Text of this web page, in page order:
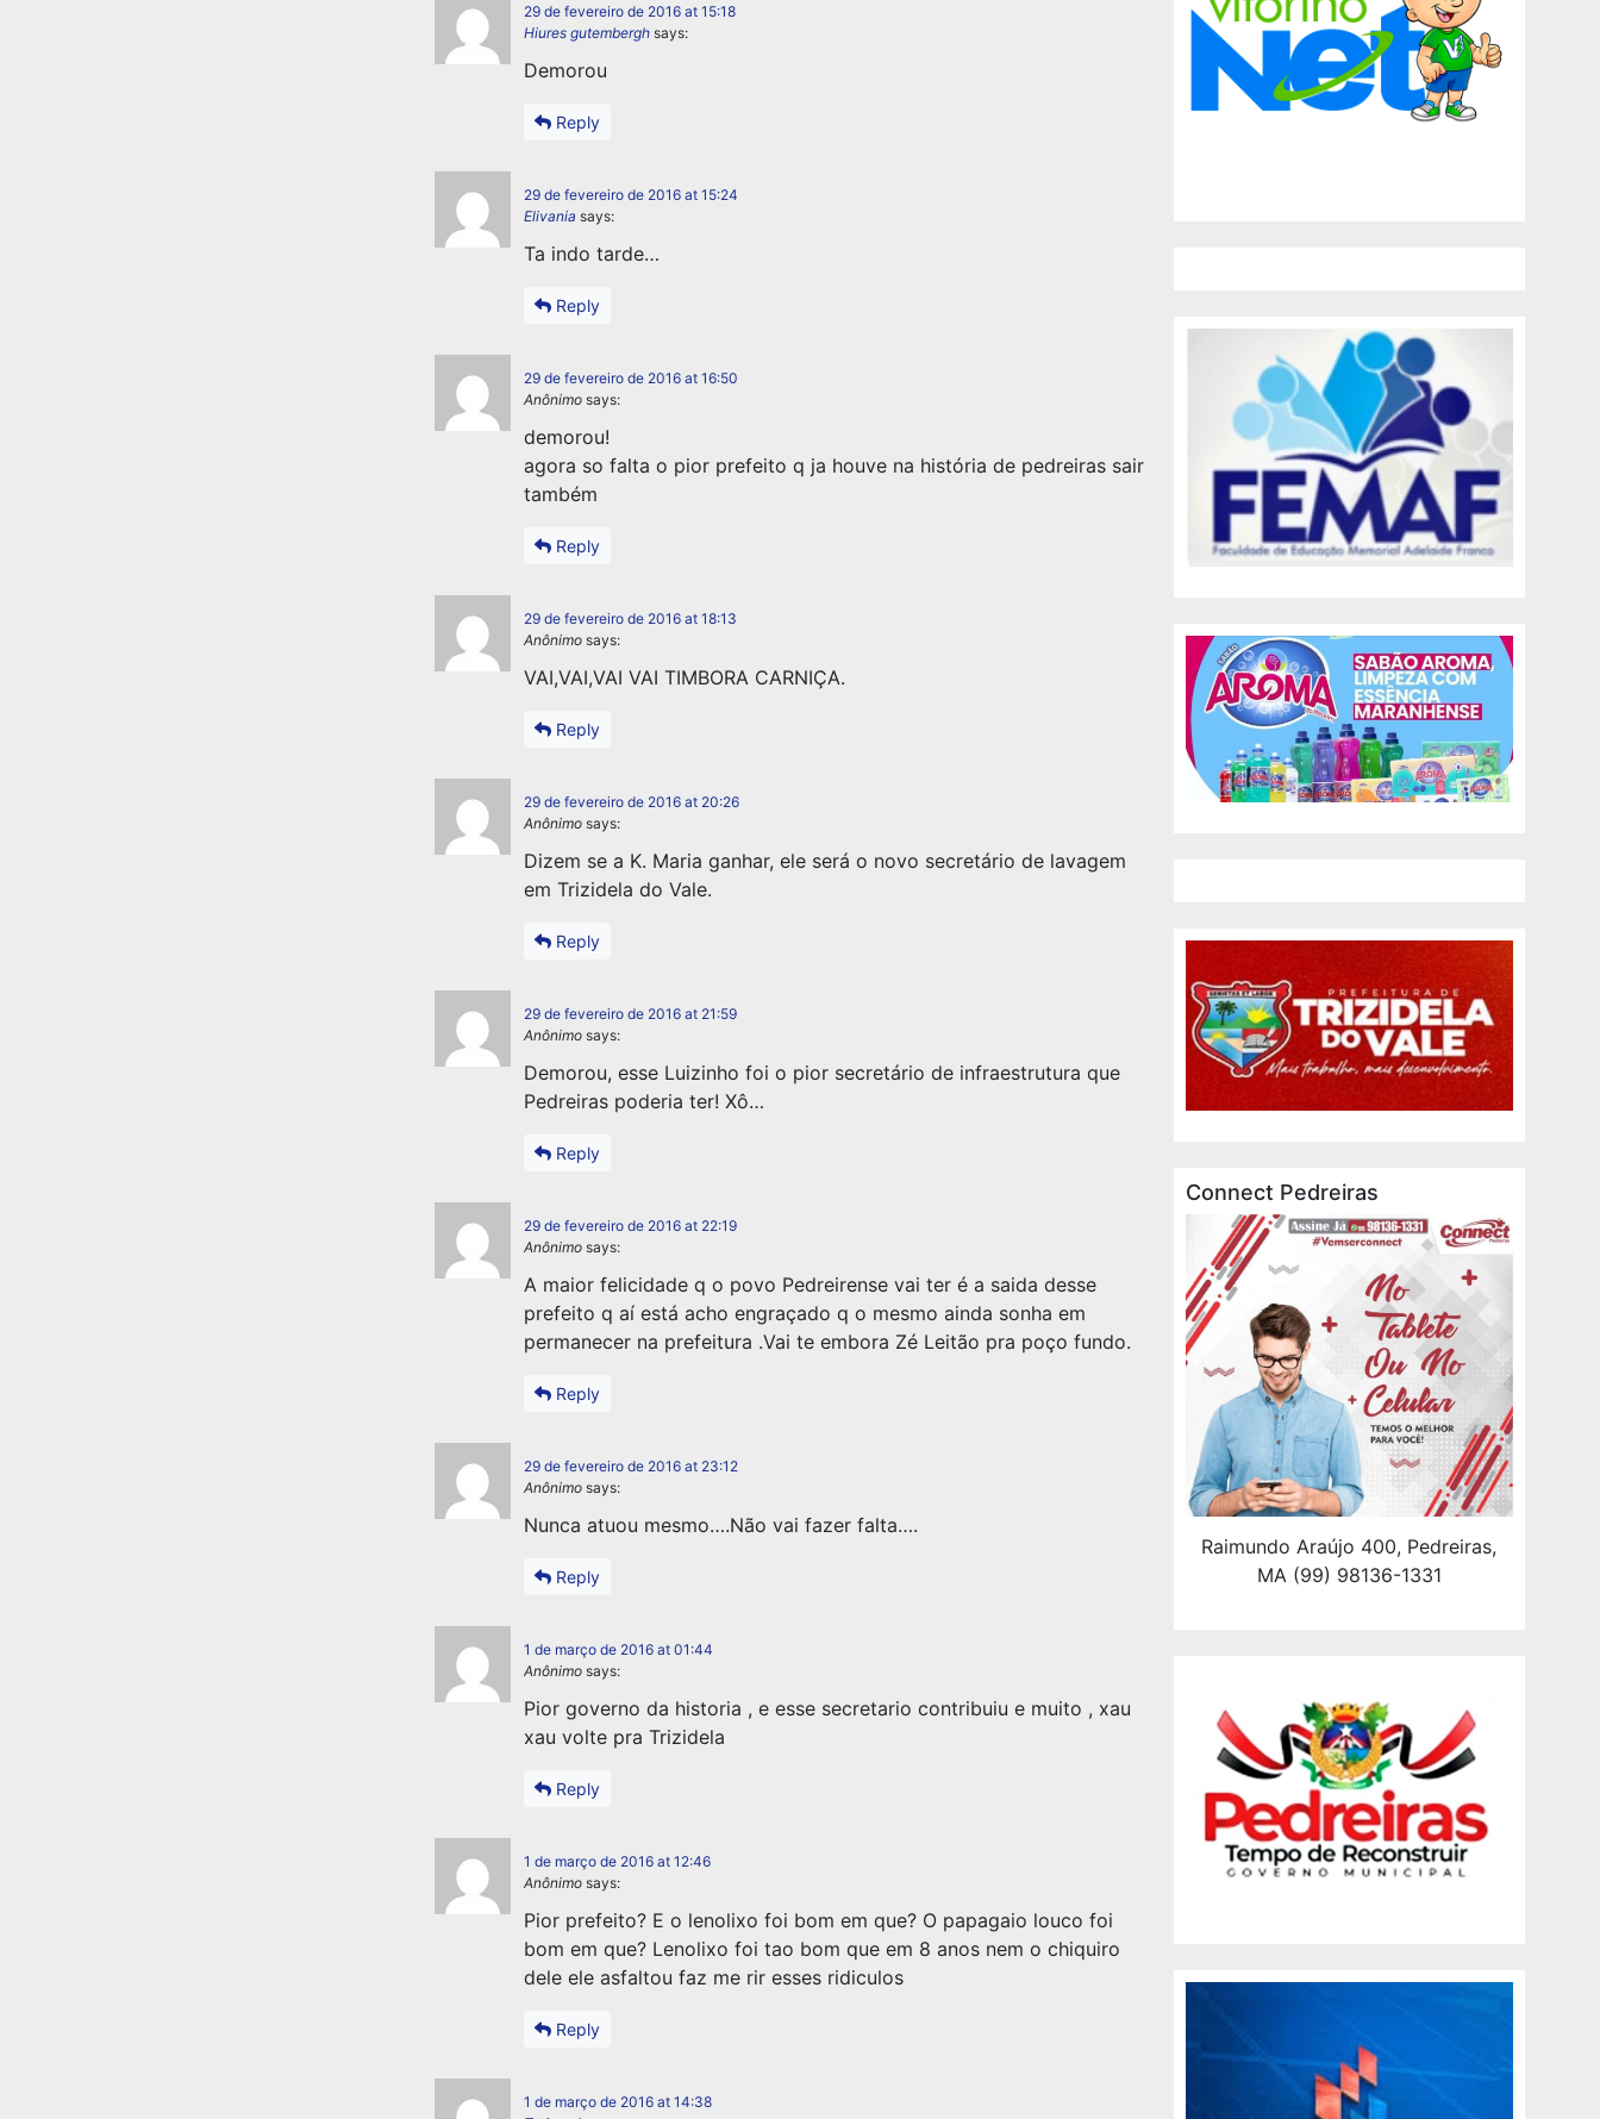
29 de fevereiro de 2016 at 15:18
Hiures gutembergh says:
Demorou
Reply
29 de fevereiro de 2016 at 15:24
Elivania says:
Ta indo tarde…
Reply
29 de fevereiro de 2016 at 16:50
Anônimo says:
demorou!
agora so falta o pior prefeito q ja houve na história de pedreiras sair
também
Reply
29 de fevereiro de 2016 at 18:13
Anônimo says:
VAI,VAI,VAI VAI TIMBORA CARNIÇA.
Reply
29 de fevereiro de 2016 at 20:26
Anônimo says:
Dizem se a K. Maria ganhar, ele será o novo secretário de lavagem
em Trizidela do Vale.
Reply
29 de fevereiro de 2016 at 21:59
Anônimo says:
Demorou, esse Luizinho foi o pior secretário de infraestrutura que
Pedreiras poderia ter! Xô…
Reply
29 de fevereiro de 2016 at 22:19
Anônimo says:
A maior felicidade q o povo Pedreirense vai ter é a saida desse
prefeito q aí está acho engraçado q o mesmo ainda sonha em
permanecer na prefeitura .Vai te embora Zé Leitão pra poço fundo.
Reply
29 de fevereiro de 2016 at 23:12
Anônimo says:
Nunca atuou mesmo….Não vai fazer falta….
Reply
1 de março de 2016 at 01:44
Anônimo says:
Pior governo da historia , e esse secretario contribuiu e muito , xau
xau volte pra Trizidela
Reply
1 de março de 2016 at 12:46
Anônimo says:
Pior prefeito? E o lenolixo foi bom em que? O papagaio louco foi
bom em que? Lenolixo foi tao bom que em 8 anos nem o chiquiro
dele ele asfaltou faz me rir esses ridiculos
Reply
1 de março de 2016 at 14:38
Connect Pedreiras
Raimundo Araújo 400, Pedreiras,
MA (99) 98136-1331